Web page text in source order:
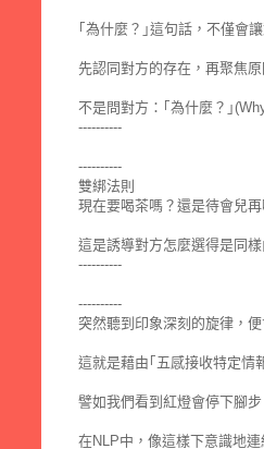
｢為什麼？｣這句話，不僅會
先認同對方的存在，再聚焦原
不是問對方：｢為什麼？｣
----------
----------
雙綁法則
現在要喝茶嗎？還是待會兒再
這是誘導對方怎麼選得是同
----------
----------
突然聽到印象深刻的旋律，
這就是藉由｢五感接收特定情
譬如我們看到紅燈會停下腳
在NLP中，像這樣下意識地